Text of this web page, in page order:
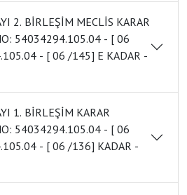
2. BİRLEŞİM MECLİS KARAR
1. BİRLEŞİM KARAR
- [ 06 /136] KADAR -